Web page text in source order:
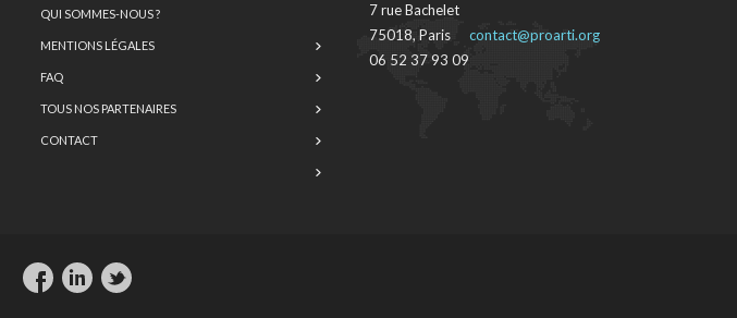
QUI SOMMES-NOUS ?
MENTIONS LÉGALES
FAQ
TOUS NOS PARTENAIRES
CONTACT
7 rue Bachelet
75018, Paris
06 52 37 93 09
contact@proarti.org